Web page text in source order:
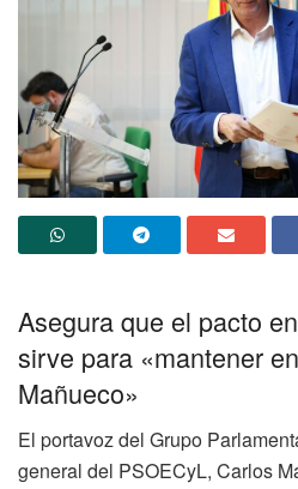
Asegura que el pacto
sirve para «mantener
Mañueco»
El portavoz del Grupo
general del PSOECyL, Carlos